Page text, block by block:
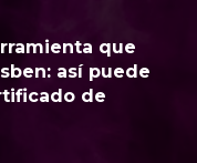
que
así puede
de